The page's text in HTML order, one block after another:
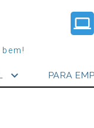
laptop
expand_more PARA